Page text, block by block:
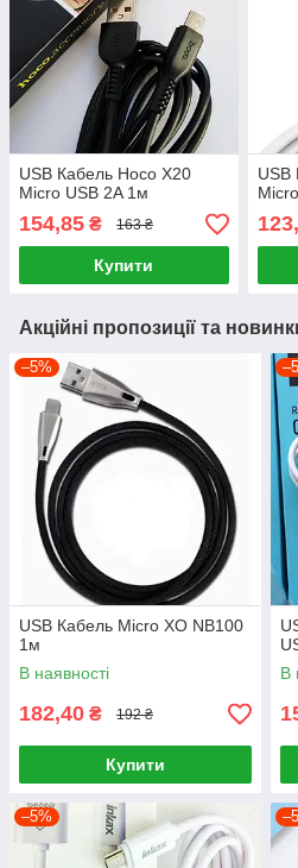
USB Кабель Hoco X20
Micro USB 2A 1м
154,85 ₴ 163 ₴
Купити
USB
Акційні пропозиції та
–5%
USB Кабель Micro XO NB100
1м
В наявності
182,40 ₴ 192 ₴
Купити
В
–5%